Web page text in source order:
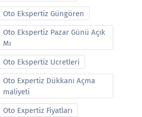
Oto Ekspertiz Güngören
Oto Ekspertiz Pazar Günü Açık
Mı
Oto Ekspertiz Ucretleri
Oto Expertiz Dükkanı Açma
maliyeti
Oto Expertiz Fiyatları